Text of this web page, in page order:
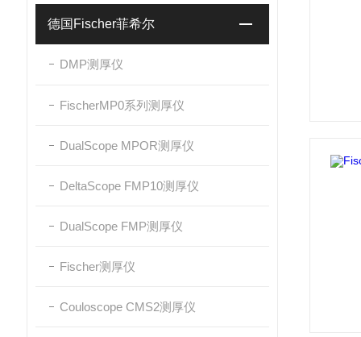
德国Fischer菲希尔
DMP测厚仪
FischerMP0系列测厚仪
DualScope MPOR测厚仪
DeltaScope FMP10测厚仪
DualScope FMP测厚仪
Fischer测厚仪
Couloscope CMS2测厚仪